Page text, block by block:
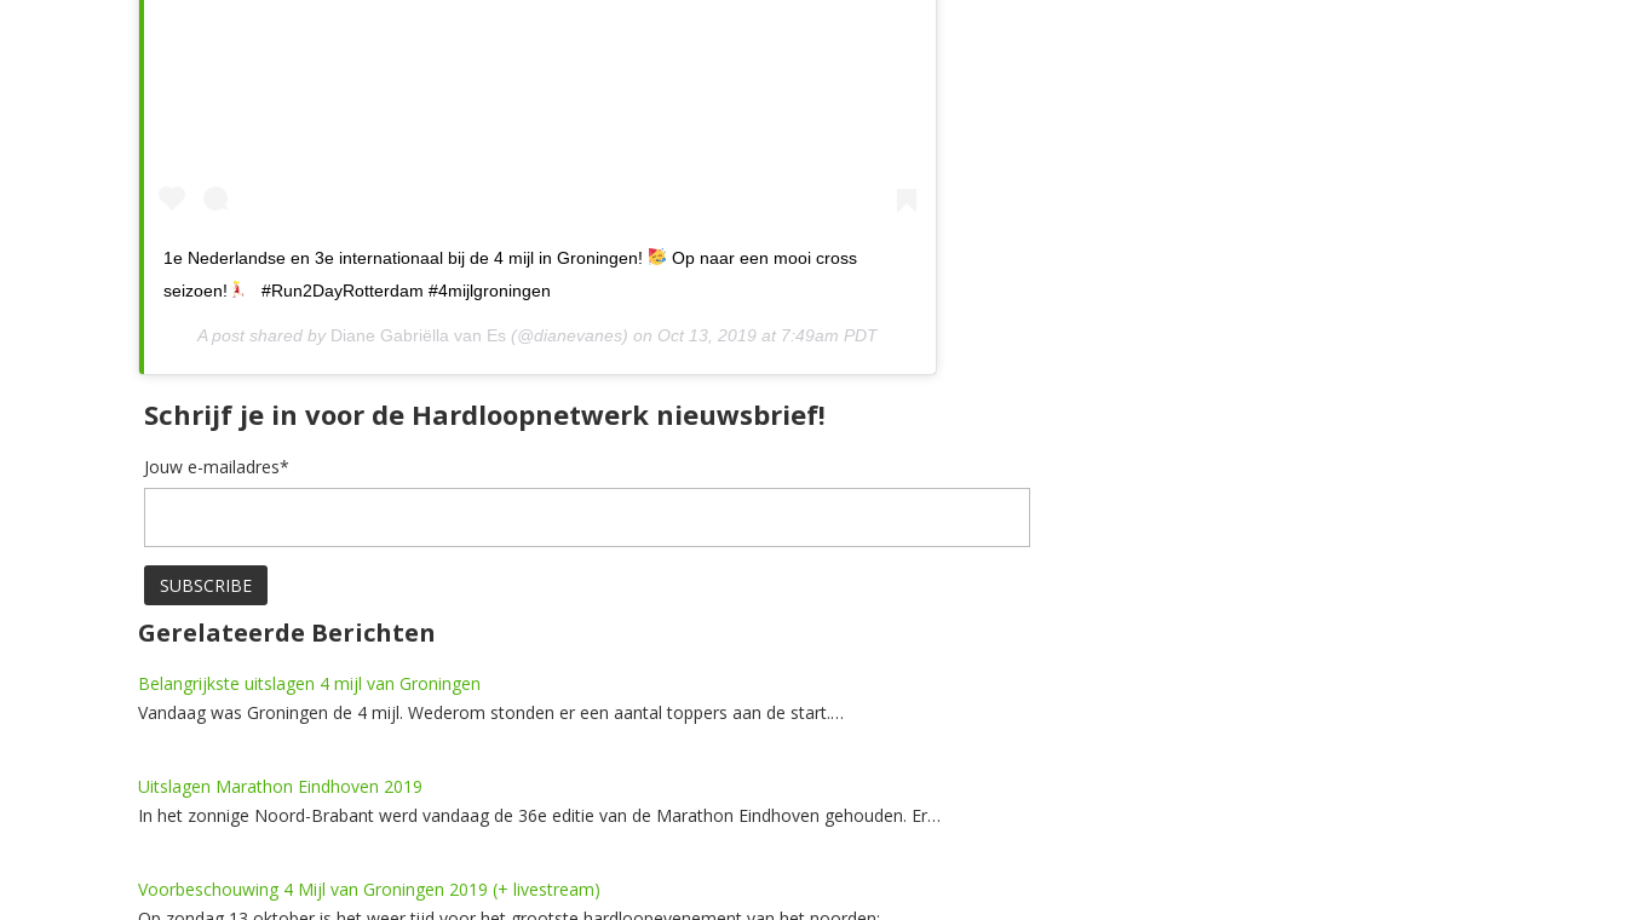
1e Nederlandse en 3e internationaal bij de 4 mijl in Groningen!
Op naar een mooi cross
seizoen!
⁣ ⁣ #Run2DayRotterdam #4mijlgroningen
A post shared by Diane Gabriëlla van Es (@dianevanes) on Oct 13, 2019 at 7:49am PDT
Schrijf je in voor de Hardloopnetwerk nieuwsbrief!
Jouw e-mailadres*
Gerelateerde Berichten
Belangrijkste uitslagen 4 mijl van Groningen
Vandaag was Groningen de 4 mijl. Wederom stonden er een aantal toppers aan de start.…
Uitslagen Marathon Eindhoven 2019
In het zonnige Noord-Brabant werd vandaag de 36e editie van de Marathon Eindhoven gehouden. Er…
Voorbeschouwing 4 Mijl van Groningen 2019 (+ livestream)